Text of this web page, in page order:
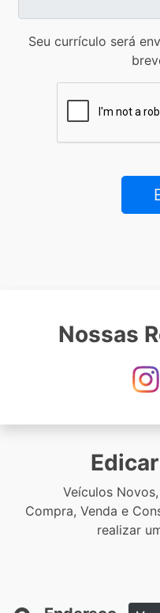
Nossas
Veículos
Compra, Venda e
realizar